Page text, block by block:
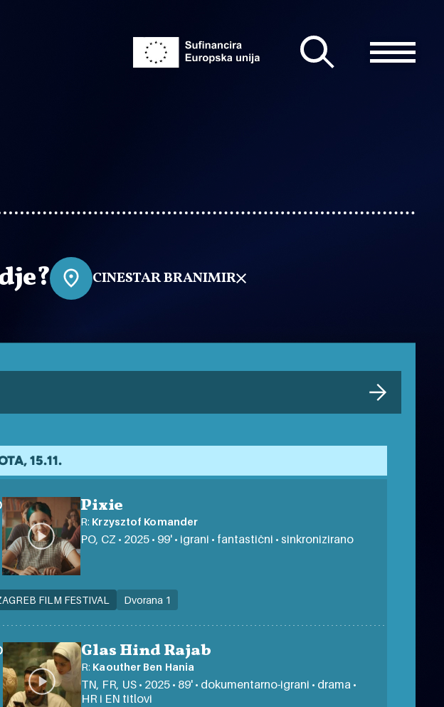
CINESTAR BRANIMIR
15.11.
Pixie
R: Krzysztof Komander
PO, CZ • 2025 • 99' • igrani • fantastični • sinkronizirano
FILM FESTIVAL Dvorana 1
Glas Hind Rajab
R: Kaouther Ben Hania
TN, FR, US • 2025 • 89' • dokumentarno-igrani • drama •
HR i EN titlovi